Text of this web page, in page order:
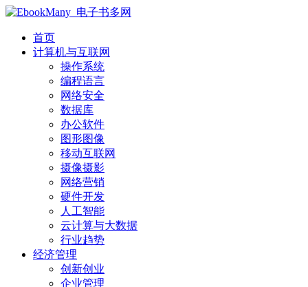
首页
计算机与互联网
操作系统
编程语言
网络安全
数据库
办公软件
图形图像
移动互联网
摄像摄影
网络营销
硬件开发
人工智能
云计算与大数据
行业趋势
经济管理
创新创业
企业管理